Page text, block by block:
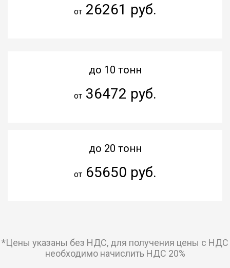
от26261 руб.
до 10 тонн
от36472 руб.
до 20 тонн
от65650 руб.
*Цены указаны без НДС, для получения цены с НДС
необходимо начислить НДС 20%